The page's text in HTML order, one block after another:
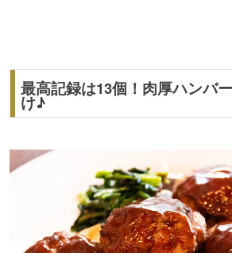
最高記録は13個！肉厚ハンバ
け♪